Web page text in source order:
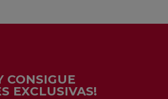
CONSIGUE
EXCLUSIVAS!